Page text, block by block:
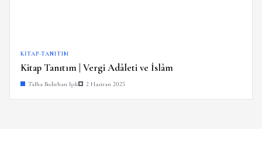
KITAP-TANITIM
Kitap Tanıtım | Vergi Adâleti ve İslâm
Talha Bedirhan Işık 2 Haziran 2025